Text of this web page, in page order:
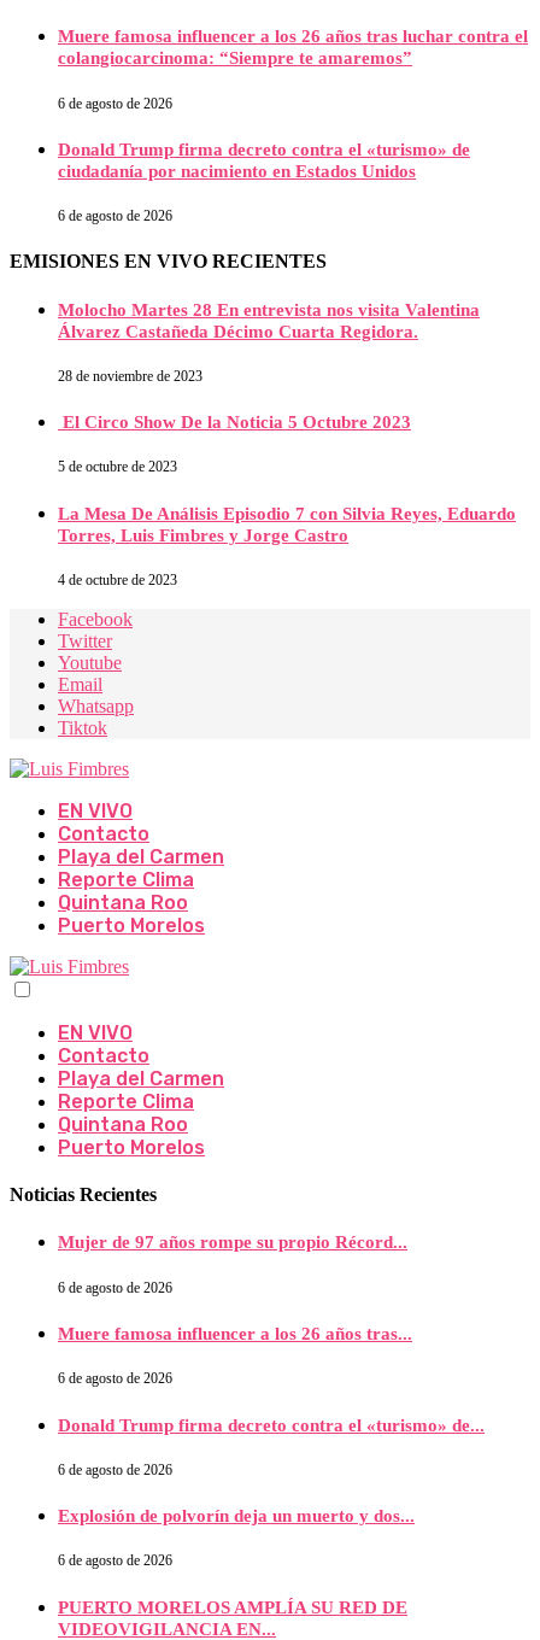
Muere famosa influencer a los 26 años tras luchar contra el
colangiocarcinoma: “Siempre te amaremos”
6 de agosto de 2026
Donald Trump firma decreto contra el «turismo» de
ciudadanía por nacimiento en Estados Unidos
6 de agosto de 2026
EMISIONES EN VIVO RECIENTES
Molocho Martes 28 En entrevista nos visita Valentina
Álvarez Castañeda Décimo Cuarta Regidora.
28 de noviembre de 2023
El Circo Show De la Noticia 5 Octubre 2023
5 de octubre de 2023
La Mesa De Análisis Episodio 7 con Silvia Reyes, Eduardo
Torres, Luis Fimbres y Jorge Castro
4 de octubre de 2023
Facebook
Twitter
Youtube
Email
Whatsapp
Tiktok
EN VIVO
Contacto
Playa del Carmen
Reporte Clima
Quintana Roo
Puerto Morelos
EN VIVO
Contacto
Playa del Carmen
Reporte Clima
Quintana Roo
Puerto Morelos
Noticias Recientes
Mujer de 97 años rompe su propio Récord...
6 de agosto de 2026
Muere famosa influencer a los 26 años tras...
6 de agosto de 2026
Donald Trump firma decreto contra el «turismo» de...
6 de agosto de 2026
Explosión de polvorín deja un muerto y dos...
6 de agosto de 2026
PUERTO MORELOS AMPLÍA SU RED DE
VIDEOVIGILANCIA EN...